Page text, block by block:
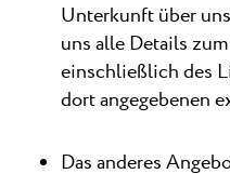
Unterkunft über
uns alle Details
einschließlich des
dort angegebenen
Das anderes